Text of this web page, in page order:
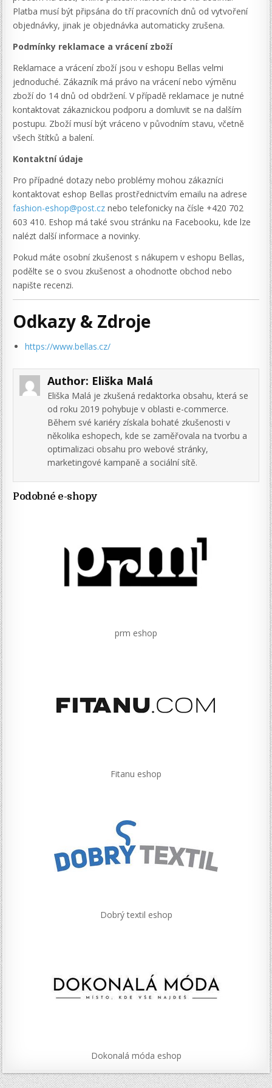
Platba musí být připsána do tří pracovních dnů od vytvoření
objednávky, jinak je objednávka automaticky zrušena.
Podmínky reklamace a vrácení zboží
Reklamace a vrácení zboží jsou v eshopu Bellas velmi
jednoduché. Zákazník má právo na vrácení nebo výměnu
zboží do 14 dnů od obdržení. V případě reklamace je nutné
kontaktovat zákaznickou podporu a domluvit se na dalším
postupu. Zboží musí být vráceno v původním stavu, včetně
všech štítků a balení.
Kontaktní údaje
Pro případné dotazy nebo problémy mohou zákazníci
kontaktovat eshop Bellas prostřednictvím emailu na adrese
fashion-eshop@post.cz nebo telefonicky na čísle +420 702
603 410. Eshop má také svou stránku na Facebooku, kde lze
nalézt další informace a novinky.
Pokud máte osobní zkušenost s nákupem v eshopu Bellas,
podělte se o svou zkušenost a ohodnoťte obchod nebo
napište recenzi.
Odkazy & Zdroje
https://www.bellas.cz/
Author: Eliška Malá
Eliška Malá je zkušená redaktorka obsahu, která se
od roku 2019 pohybuje v oblasti e-commerce.
Během své kariéry získala bohaté zkušenosti v
několika eshopech, kde se zaměřovala na tvorbu a
optimalizaci obsahu pro webové stránky,
marketingové kampaně a sociální sítě.
Podobné e-shopy
prm eshop
Fitanu eshop
Dobrý textil eshop
Dokonalá móda eshop